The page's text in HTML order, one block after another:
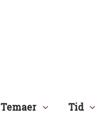
Temaer
Tid